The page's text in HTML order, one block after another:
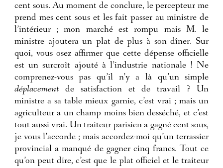
cent sous. Au moment de conclure, le percepteur me
prend mes cent sous et les fait passer au ministre de
l’intérieur ; mon marché est rompu mais M. le
ministre ajoutera un plat de plus à son dîner. Sur
quoi, vous osez affirmer que cette dépense officielle
est un surcroît ajouté à l’industrie nationale ! Ne
comprenez-vous pas qu’il n’y a là qu’un simple
déplacementde satisfaction et de travail ? Un
ministre a sa table mieux garnie, c’est vrai ; mais un
agriculteur a un champ moins bien desséché, et c’est
tout aussi vrai. Un traiteur parisien a gagné cent sous,
je vous l’accorde ; mais accordez-moi qu’un terrassier
provincial a manqué de gagner cinq francs. Tout ce
qu’on peut dire, c’est que le plat officiel et le traiteur